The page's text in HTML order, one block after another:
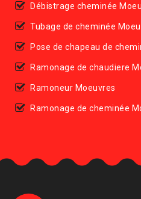
Débistrage cheminée
Tubage de cheminée
Pose de chapeau de
Ramonage de chaudiere
Ramoneur Moeuvres
Ramonage de cheminée